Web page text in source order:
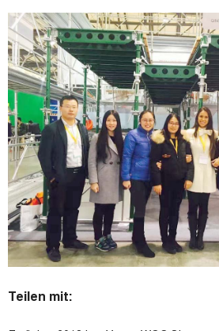
Teilen mit: